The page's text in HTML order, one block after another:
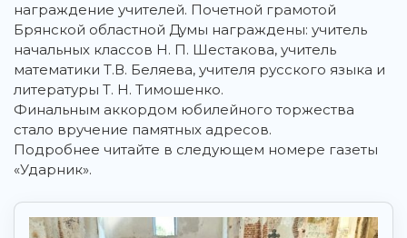
награждение учителей. Почетной грамотой
Брянской областной Думы награждены: учитель
начальных классов Н. П. Шестакова, учитель
математики Т.В. Беляева, учителя русского языка и
литературы Т. Н. Тимошенко.
Финальным аккордом юбилейного торжества
стало вручение памятных адресов.
Подробнее читайте в следующем номере газеты
«Ударник».